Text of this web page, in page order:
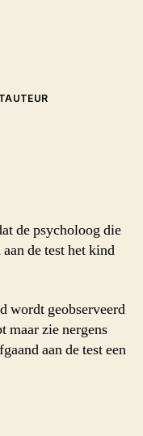
de psycholoog die
de test het kind
wordt geobserveerd
maar zie nergens
aan de test een